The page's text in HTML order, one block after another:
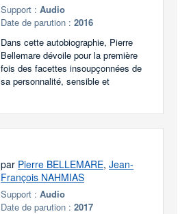
Support : Audio
Date de parution : 2016
Dans cette autobiographie, Pierre
Bellemare dévoile pour la première
fois des facettes insoupçonnées de
sa personnalité, sensible et
par Pierre BELLEMARE, Jean-
François NAHMIAS
Support : Audio
Date de parution : 2017